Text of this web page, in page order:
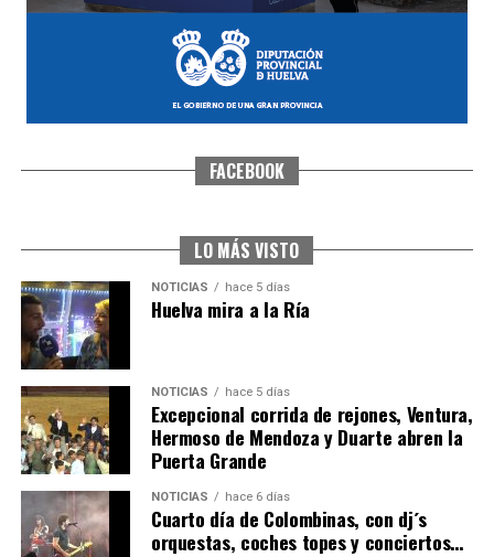
SEXTA CORRIDA DE LAS FIESTAS COLOMBINAS
6º DÍA DE LAS FIESTAS COLOMBINAS 2026
hace 4 días Huelvatv
FACEBOOK
LO MÁS VISTO
NOTICIAS hace 5 días
Huelva mira a la Ría
NOTICIAS hace 5 días
Excepcional corrida de rejones, Ventura,
Hermoso de Mendoza y Duarte abren la
Puerta Grande
NOTICIAS hace 6 días
Cuarto día de Colombinas, con dj´s
orquestas, coches topes y conciertos…